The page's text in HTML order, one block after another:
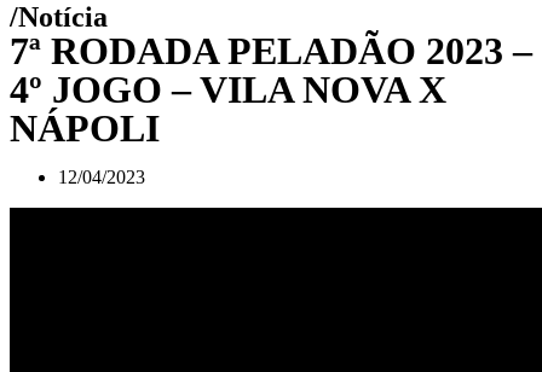
/Notícia
7ª RODADA PELADÃO 2023 –
4º JOGO – VILA NOVA X
NÁPOLI
12/04/2023